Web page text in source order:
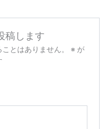
稿します
とはありません。 ※ が